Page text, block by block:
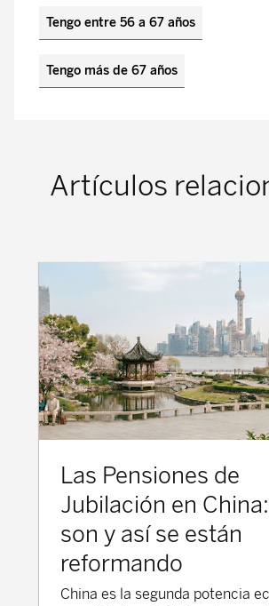
Tengo entre 56 a 67 años
Tengo más de 67 años
Artículos
Las Pensiones de
Jubilación en
son y así se están
reformando
China es la segunda potencia